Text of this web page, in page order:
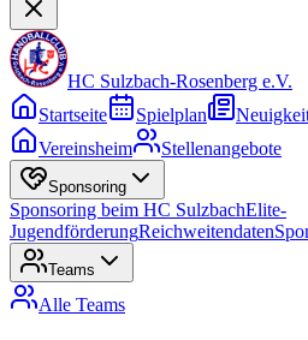
HC Sulzbach-Rosenberg e.V.
Startseite
Spielplan
Vereinsheim
Stellenangebote
Sponsoring
Sponsoring beim HC SulzbachElite-
JugendförderungReichweitendaten
Teams
Alle Teams